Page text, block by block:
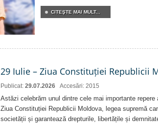
CITEŞTE MAI MULT...
29 Iulie – Ziua Constituției Republicii
Publicat: 29.07.2026 Accesări: 2015
Astăzi celebrăm unul dintre cele mai importante repere
Ziua Constituției Republicii Moldova, legea supremă
societății și garantează drepturile, libertățile și